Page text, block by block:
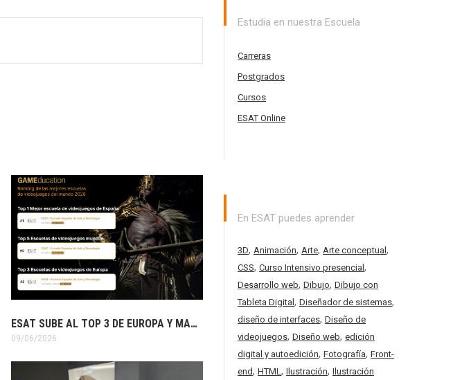
ESAT SUBE AL TOP 3 DE EUROPA Y MANTIENE EL TOP 5 MUNDIAL Y TOP 1 DE ESPAÑA EN EL RANKING INTERNACIONAL GAMEDUCATION
09/06/2026
Estudia en nuestra Escuela
Carreras
Postgrados
Cursos
ESAT Online
En ESAT puedes aprender
3D, Animación, Arte, Arte conceptual ,
CSS, Curso Intensivo presencial ,
Desarrollo web, Dibujo, Dibujo con
Tableta Digital , Diseñador de sistemas,
diseño de interfaces, Diseño de
videojuegos, Diseño web, edición
digital y autoedición, Fotografía, Front-
end, HTML, Ilustración, Ilustración